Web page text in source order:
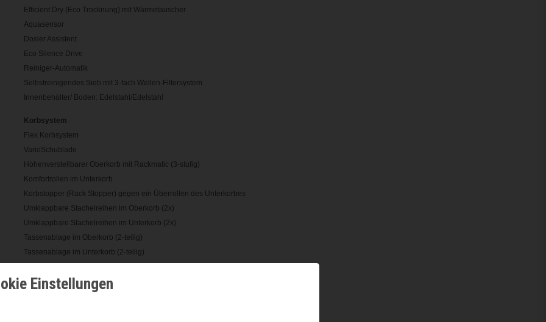
Efficient Dry (Eco Trocknung) mit Wärmetauscher
Aquasensor
Dosier Assistent
Eco Silence Drive
Reiniger-Automatik
Selbstreinigendes Sieb mit 3-fach Wellen-Filtersystem
Innenbehälter/ Boden: Edelstahl/Edelstahl
Korbsystem
Flex Korbsystem
VarioSchublade
Höhenverstellbarer Oberkorb mit Rackmatic (3-stufig)
Komfortrollen im Unterkorb
Korbstopper (Rack Stopper) gegen ein Überrollen des Unterkorbes
Umklappbare Stachelreihen im Oberkorb (2x)
Umklappbare Stachelreihen im Unterkorb (2x)
Tassenablage im Oberkorb (2-teilig)
Tassenablage im Unterkorb (2-teilig)
Bedienung von oben
Einstellungen